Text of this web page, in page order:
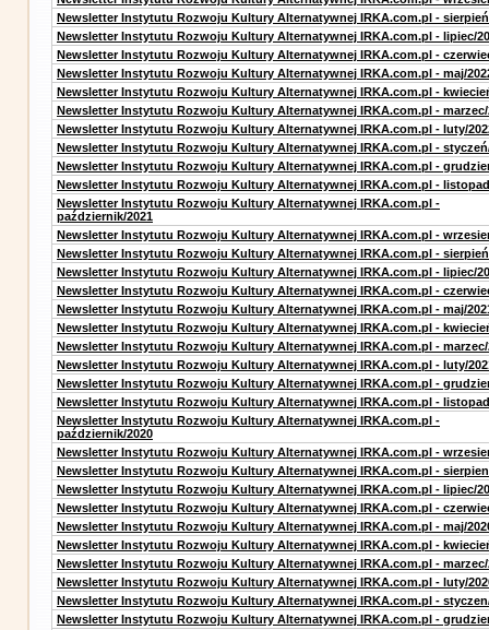
Newsletter Instytutu Rozwoju Kultury Alternatywnej IRKA.com.pl -
Newsletter Instytutu Rozwoju Kultury Alternatywnej IRKA.com.pl - lipiec/
Newsletter Instytutu Rozwoju Kultury Alternatywnej IRKA.com.pl -
Newsletter Instytutu Rozwoju Kultury Alternatywnej IRKA.com.pl - maj/
Newsletter Instytutu Rozwoju Kultury Alternatywnej IRKA.com.pl -
Newsletter Instytutu Rozwoju Kultury Alternatywnej IRKA.com.pl - marzec/
Newsletter Instytutu Rozwoju Kultury Alternatywnej IRKA.com.pl - luty/
Newsletter Instytutu Rozwoju Kultury Alternatywnej IRKA.com.pl -
Newsletter Instytutu Rozwoju Kultury Alternatywnej IRKA.com.pl -
Newsletter Instytutu Rozwoju Kultury Alternatywnej IRKA.com.pl -
Newsletter Instytutu Rozwoju Kultury Alternatywnej IRKA.com.pl -
październik/2021
Newsletter Instytutu Rozwoju Kultury Alternatywnej IRKA.com.pl -
Newsletter Instytutu Rozwoju Kultury Alternatywnej IRKA.com.pl -
Newsletter Instytutu Rozwoju Kultury Alternatywnej IRKA.com.pl - lipiec/
Newsletter Instytutu Rozwoju Kultury Alternatywnej IRKA.com.pl -
Newsletter Instytutu Rozwoju Kultury Alternatywnej IRKA.com.pl - maj/
Newsletter Instytutu Rozwoju Kultury Alternatywnej IRKA.com.pl -
Newsletter Instytutu Rozwoju Kultury Alternatywnej IRKA.com.pl - marzec/
Newsletter Instytutu Rozwoju Kultury Alternatywnej IRKA.com.pl - luty/
Newsletter Instytutu Rozwoju Kultury Alternatywnej IRKA.com.pl -
Newsletter Instytutu Rozwoju Kultury Alternatywnej IRKA.com.pl -
Newsletter Instytutu Rozwoju Kultury Alternatywnej IRKA.com.pl -
październik/2020
Newsletter Instytutu Rozwoju Kultury Alternatywnej IRKA.com.pl -
Newsletter Instytutu Rozwoju Kultury Alternatywnej IRKA.com.pl -
Newsletter Instytutu Rozwoju Kultury Alternatywnej IRKA.com.pl - lipiec/
Newsletter Instytutu Rozwoju Kultury Alternatywnej IRKA.com.pl -
Newsletter Instytutu Rozwoju Kultury Alternatywnej IRKA.com.pl - maj/
Newsletter Instytutu Rozwoju Kultury Alternatywnej IRKA.com.pl -
Newsletter Instytutu Rozwoju Kultury Alternatywnej IRKA.com.pl - marzec/
Newsletter Instytutu Rozwoju Kultury Alternatywnej IRKA.com.pl - luty/
Newsletter Instytutu Rozwoju Kultury Alternatywnej IRKA.com.pl -
Newsletter Instytutu Rozwoju Kultury Alternatywnej IRKA.com.pl -